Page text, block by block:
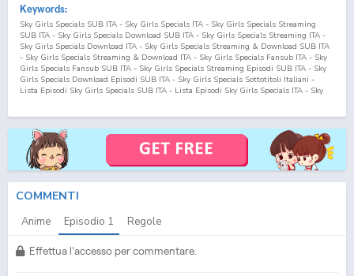
Keywords:
Sky Girls Specials SUB ITA - Sky Girls Specials ITA - Sky Girls Specials Streaming
SUB ITA - Sky Girls Specials Download SUB ITA - Sky Girls Specials Streaming ITA -
Sky Girls Specials Download ITA - Sky Girls Specials Streaming & Download SUB ITA
- Sky Girls Specials Streaming & Download ITA - Sky Girls Specials Fansub ITA - Sky
Girls Specials Fansub SUB ITA - Sky Girls Specials Streaming Episodi SUB ITA - Sky
Girls Specials Download Episodi SUB ITA - Sky Girls Specials Sottotitoli Italiani -
Lista Episodi Sky Girls Specials SUB ITA - Lista Episodi Sky Girls Specials ITA - Sky
Episodio1ITA
COMMENTI
Anime Episodio 1 Regole
Effettua l'accesso per commentare.